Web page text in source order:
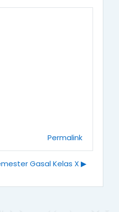
Permalink
Gasal Kelas X ▶︎